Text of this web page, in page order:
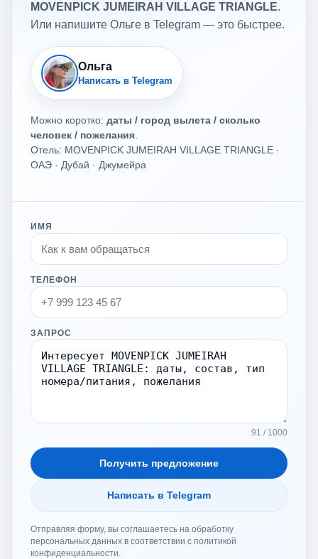
MOVENPICK JUMEIRAH VILLAGE TRIANGLE.
Или напишите Ольге в Telegram — это быстрее.
Ольга
Написать в Telegram
Можно коротко: даты / город вылета / сколько
человек / пожелания
Отель: MOVENPICK JUMEIRAH VILLAGE TRIANGLE ·
ОАЭ · Дубай · Джумейра
ИМЯ
ТЕЛЕФОН
ЗАПРОС
91 / 1000
Получить предложение
Написать в Telegram
Отправляя форму, вы соглашаетесь на обработку
персональных данных в соответствии с политикой
конфиденциальности.